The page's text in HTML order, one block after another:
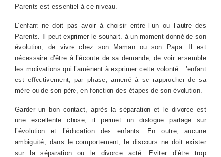
Parents est essentiel à ce niveau.
L’enfant ne doit pas avoir à choisir entre l’un ou l’autre des
Parents. Il peut exprimer le souhait, à un moment donné de son
évolution, de vivre chez son Maman ou son Papa. Il est
nécessaire d’être à l’écoute de sa demande, de voir ensemble
les motivations qui l’amènent à exprimer cette volonté. L’enfant
est effectivement, par phase, amené à se rapprocher de sa
mère ou de son père, en fonction des étapes de son évolution.
Garder un bon contact, après la séparation et le divorce est
une excellente chose, il permet un dialogue partagé sur
l’évolution et l’éducation des enfants. En outre, aucune
ambiguïté, dans le comportement, le discours ne doit exister
sur la séparation ou le divorce acté. Eviter d’être trop